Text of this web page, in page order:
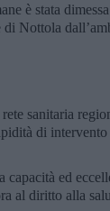
è stata
di Nottola
sanitaria
di
ed
al diritto alla